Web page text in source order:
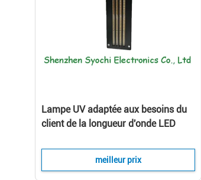
Lampe UV adaptée aux besoins du
client de la longueur d'onde LED
UV de LED traitant la lampe
meilleur prix